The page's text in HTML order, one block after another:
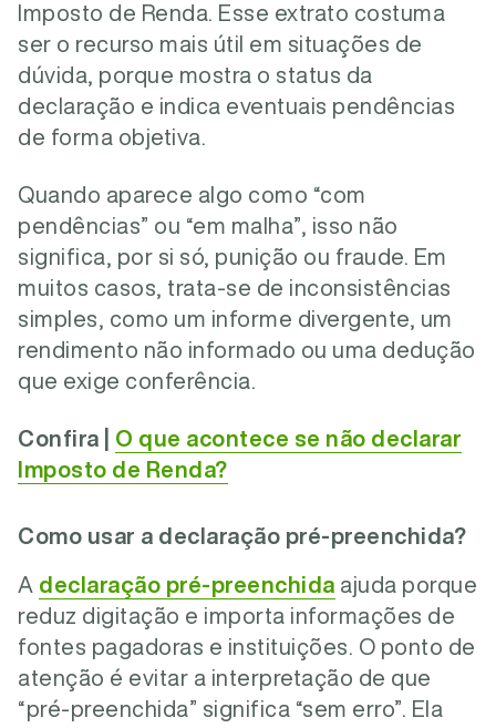
Imposto de Renda. Esse extrato costuma
ser o recurso mais útil em situações de
dúvida, porque mostra o status da
declaração e indica eventuais pendências
de forma objetiva.
Quando aparece algo como “com
pendências” ou “em malha”, isso não
significa, por si só, punição ou fraude. Em
muitos casos, trata-se de inconsistências
simples, como um informe divergente, um
rendimento não informado ou uma dedução
que exige conferência.
Confira |
O que acontece se não declarar
Imposto de Renda?
Como usar a declaração pré-preenchida?
A declaração pré-preenchida ajuda porque
reduz digitação e importa informações de
fontes pagadoras e instituições. O ponto de
atenção é evitar a interpretação de que
“pré-preenchida” significa “sem erro”. Ela